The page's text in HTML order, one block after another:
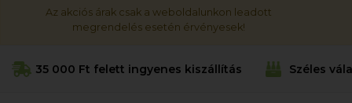
Az akciós árak csak a weboldalunkon leadott
megrendelés esetén érvényesek!
35 000 Ft felett ingyenes kiszállítás Széles